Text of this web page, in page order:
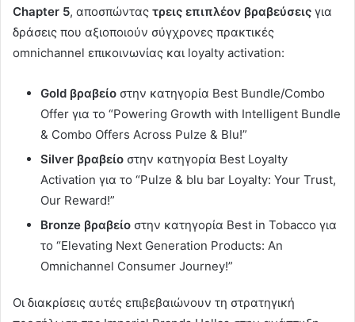
Chapter 5, αποσπώντας τρεις επιπλέον βραβεύσεις για
δράσεις που αξιοποιούν σύγχρονες πρακτικές
omnichannel επικοινωνίας και loyalty activation:
Gold βραβείο στην κατηγορία Best Bundle/Combo
Offer για το “Powering Growth with Intelligent Bundle
& Combo Offers Across Pulze & Blu!”
Silver βραβείο στην κατηγορία Best Loyalty
Activation για το “Pulze & blu bar Loyalty: Your Trust,
Our Reward!”
Bronze βραβείο στην κατηγορία Best in Tobacco για
το “Elevating Next Generation Products: An
Omnichannel Consumer Journey!”
Οι διακρίσεις αυτές επιβεβαιώνουν τη στρατηγική